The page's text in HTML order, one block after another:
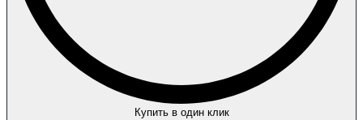
Купить в один клик